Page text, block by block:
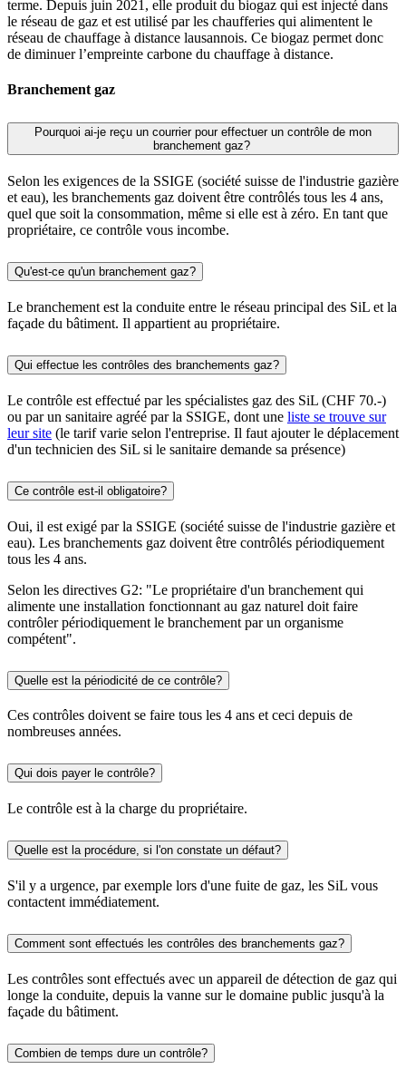
terme. Depuis juin 2021, elle produit du biogaz qui est injecté dans
le réseau de gaz et est utilisé par les chaufferies qui alimentent le
réseau de chauffage à distance lausannois. Ce biogaz permet donc
de diminuer l’empreinte carbone du chauffage à distance.
Branchement gaz
Pourquoi ai-je reçu un courrier pour effectuer un contrôle de mon
branchement gaz?
Selon les exigences de la SSIGE (société suisse de l'industrie gazière
et eau), les branchements gaz doivent être contrôlés tous les 4 ans,
quel que soit la consommation, même si elle est à zéro. En tant que
propriétaire, ce contrôle vous incombe.
Qu'est-ce qu'un branchement gaz?
Le branchement est la conduite entre le réseau principal des SiL et la
façade du bâtiment. Il appartient au propriétaire.
Qui effectue les contrôles des branchements gaz?
Le contrôle est effectué par les spécialistes gaz des SiL (CHF 70.-)
ou par un sanitaire agréé par la SSIGE, dont une liste se trouve sur
leur site (le tarif varie selon l'entreprise. Il faut ajouter le déplacement
d'un technicien des SiL si le sanitaire demande sa présence)
Ce contrôle est-il obligatoire?
Oui, il est exigé par la SSIGE (société suisse de l'industrie gazière et
eau). Les branchements gaz doivent être contrôlés périodiquement
tous les 4 ans.
Selon les directives G2: "Le propriétaire d'un branchement qui
alimente une installation fonctionnant au gaz naturel doit faire
contrôler périodiquement le branchement par un organisme
compétent".
Quelle est la périodicité de ce contrôle?
Ces contrôles doivent se faire tous les 4 ans et ceci depuis de
nombreuses années.
Qui dois payer le contrôle?
Le contrôle est à la charge du propriétaire.
Quelle est la procédure, si l'on constate un défaut?
S'il y a urgence, par exemple lors d'une fuite de gaz, les SiL vous
contactent immédiatement.
Comment sont effectués les contrôles des branchements gaz?
Les contrôles sont effectués avec un appareil de détection de gaz qui
longe la conduite, depuis la vanne sur le domaine public jusqu'à la
façade du bâtiment.
Combien de temps dure un contrôle?